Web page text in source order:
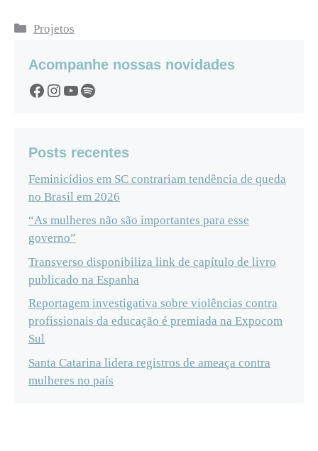
Categorias
Projetos
Acompanhe nossas novidades
Facebook
Instagram
YouTube
Spotify
Posts recentes
Feminicídios em SC contrariam tendência de queda
no Brasil em 2026
“As mulheres não são importantes para esse
governo”
Transverso disponibiliza link de capítulo de livro
publicado na Espanha
Reportagem investigativa sobre violências contra
profissionais da educação é premiada na Expocom
Sul
Santa Catarina lidera registros de ameaça contra
mulheres no país